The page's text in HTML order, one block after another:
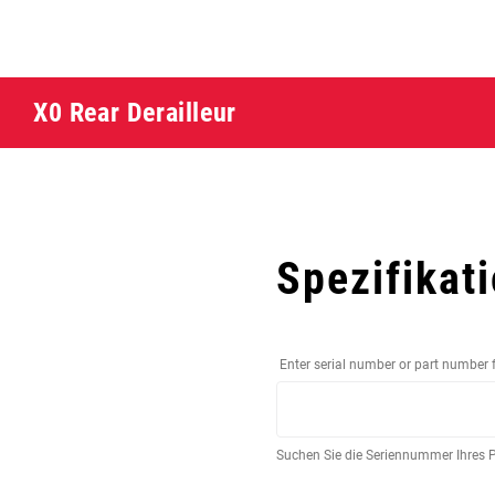
X0 Rear Derailleur
Enter serial number or part number
Suchen Sie die Seriennummer Ihres